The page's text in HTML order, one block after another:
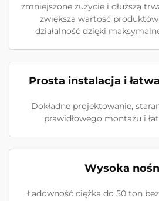
zmniejszone zużycie i dłuższą
zwiększa wartość
działalność dzięki
Prosta instalacja i
Dokładne projektowanie,
prawidłowego montażu i
Wysoka
Ładowność ciężka do 50 ton